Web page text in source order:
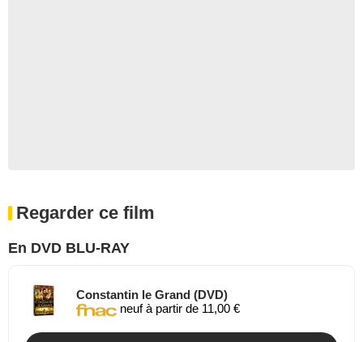
Regarder ce film
En DVD BLU-RAY
Constantin le Grand (DVD)
neuf à partir de 11,00 €